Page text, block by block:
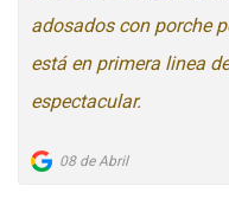
adosados con porche
está en primera linea
espectacular.
08 de Abril